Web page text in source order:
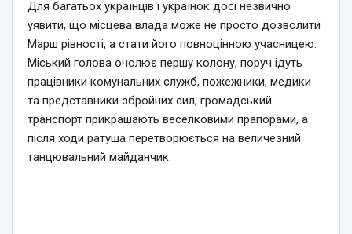
Для багатьох українців і українок досі незвично
уявити, що місцева влада може не просто дозволити
Марш рівності, а стати його повноцінною учасницею.
Міський голова очолює першу колону, поруч ідуть
працівники комунальних служб, пожежники, медики
та представники збройних сил, громадський
транспорт прикрашають веселковими прапорами, а
після ходи ратуша перетворюється на величезний
танцювальний майданчик.